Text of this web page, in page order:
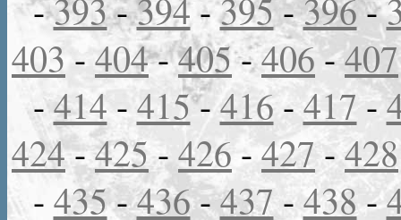
-393-394-395-396-
403 -404-405-406-407
-414- 415-416 -417 -
424-425-426 -427-428
- 435-436-437 -438 -